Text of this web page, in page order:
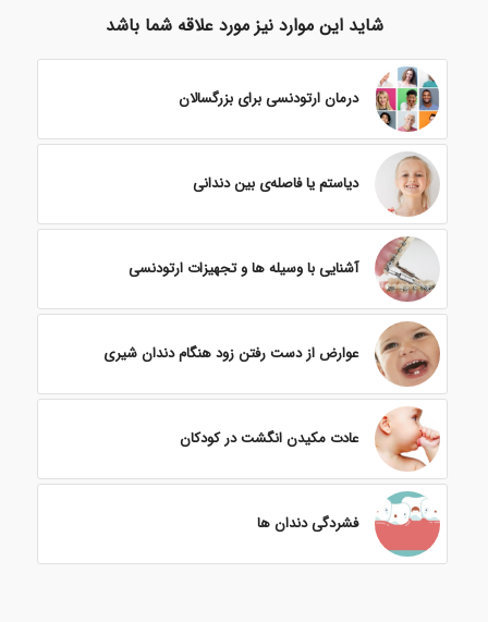
شاید این موارد نیز مورد علاقه شما باشد
درمان ارتودنسی برای بزرگسالان
دیاستم یا فاصله‌ی بین دندانی
آشنایی با وسیله ها و تجهیزات ارتودنسی
عوارض از دست رفتن زود هنگام دندان شیری
عادت مکیدن انگشت در کودکان
فشردگی دندان ها